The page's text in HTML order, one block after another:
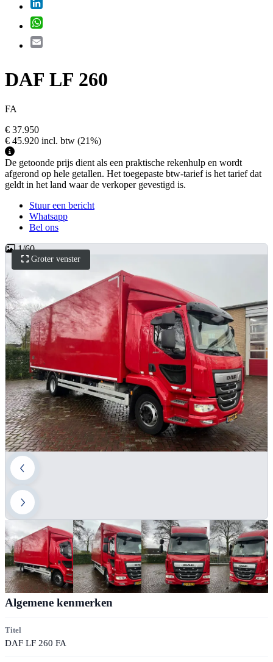
DAF LF 260
FA
€ 37.950
€ 45.920 incl. btw (21%)
De getoonde prijs dient als een praktische rekenhulp en wordt
afgerond op hele getallen. Het toegepaste btw-tarief is het tarief dat
geldt in het land waar de verkoper gevestigd is.
Stuur een bericht
Whatsapp
Bel ons
Groter venster
1/60
Algemene kenmerken
Titel
DAF LF 260 FA